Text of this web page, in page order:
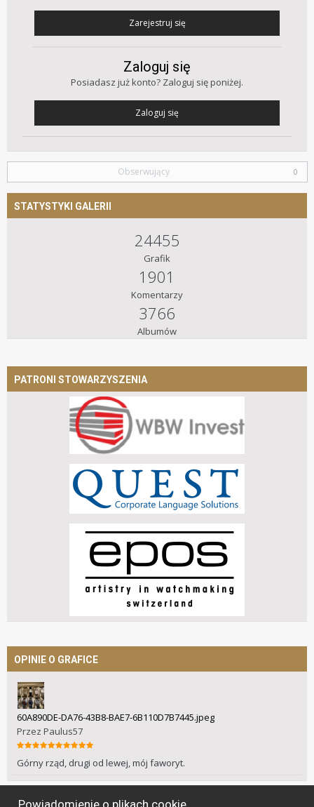
Zarejestruj się
Zaloguj się
Posiadasz już konto? Zaloguj się poniżej.
Zaloguj się
Obserwujący 0
STATYSTYKI GALERII
24455
Grafik
1901
Komentarzy
3766
Albumów
PATRONI STOWARZYSZENIA
OPINIE O GRAFICE
60A890DE-DA76-43B8-BAE7-6B110D7B7445.jpeg
Przez Paulus57
Górny rząd, drugi od lewej, mój faworyt.
Powiadomienie o plikach cookie